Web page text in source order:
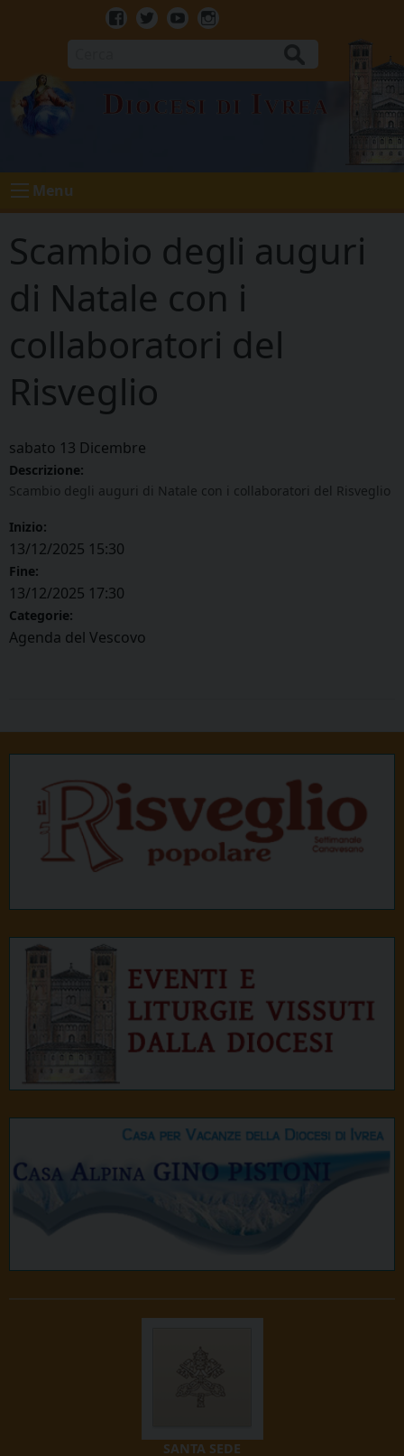
Facebook
TwitterYoutubeInstagram
Diocesi di Ivrea
Menu
Scambio degli auguri
di Natale con i
collaboratori del
Risveglio
sabato 13 Dicembre
Descrizione:
Scambio degli auguri di Natale con i collaboratori del Risveglio
Inizio:
13/12/2025 15:30
Fine:
13/12/2025 17:30
Categorie:
Agenda del Vescovo
SANTA SEDE